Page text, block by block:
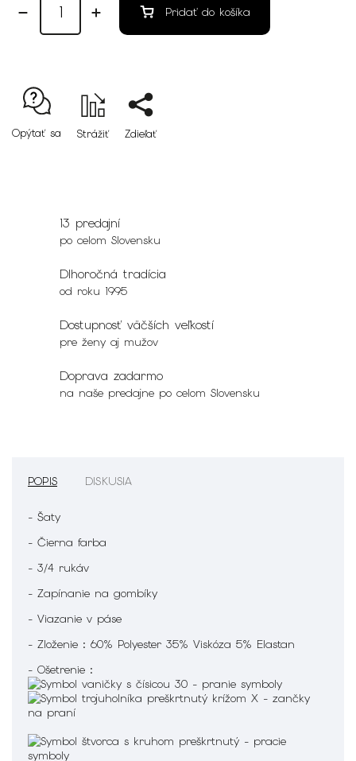
Pridať do košíka
Opýtať sa Strážiť Zdieľať
13 predajní
po celom Slovensku
Dlhoročná tradícia
od roku 1995
Dostupnosť väčších veľkostí
pre ženy aj mužov
Doprava zadarmo
na naše predajne po celom Slovensku
POPIS DISKUSIA
- Šaty
- Čierna farba
- 3/4 rukáv
- Zapínanie na gombíky
- Viazanie v páse
- Zloženie : 60% Polyester 35% Viskóza 5% Elastan
- Ošetrenie :